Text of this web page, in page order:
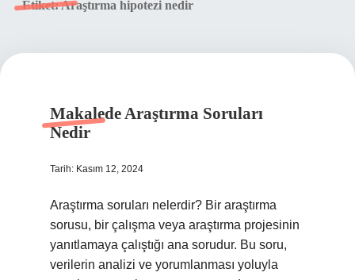
Etiket:Araştırma hipotezi nedir
Makalede Araştırma Soruları
Nedir
Tarih: Kasım 12, 2024
Araştırma soruları nelerdir? Bir araştırma
sorusu, bir çalışma veya araştırma projesinin
yanıtlamaya çalıştığı ana sorudur. Bu soru,
verilerin analizi ve yorumlanması yoluyla